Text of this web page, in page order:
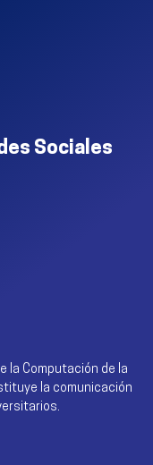
Sociales
la Computación de la
la comunicación